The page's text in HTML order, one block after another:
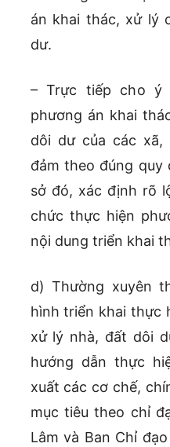
án khai thác, xử lý
dư.
– Trực tiếp cho ý
phương án khai
dôi dư của các xã,
đảm theo đúng quy
sở đó, xác định rõ
chức thực hiện
nội dung triển khai
d) Thường xuyên
hình triển khai thực
xử lý nhà, đất dôi
hướng dẫn thực
xuất các cơ chế,
mục tiêu theo chỉ
Lâm và Ban Chỉ